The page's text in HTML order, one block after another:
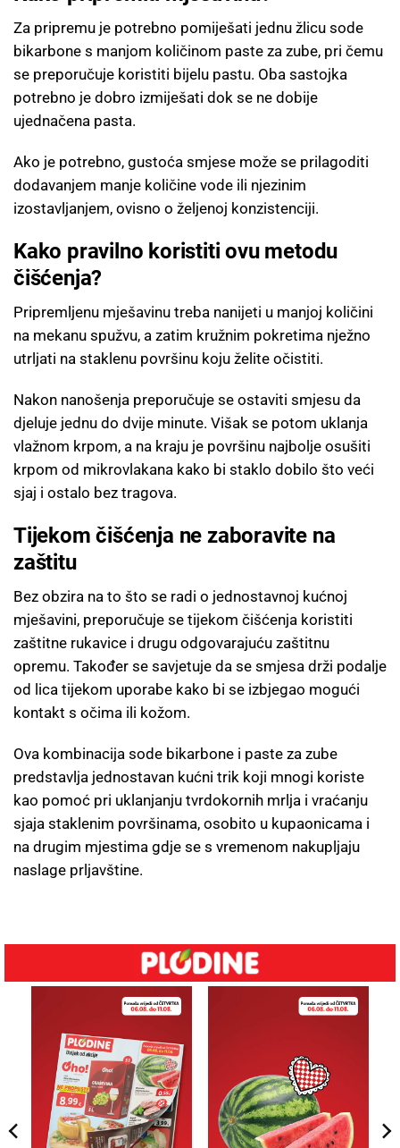
Za pripremu je potrebno pomiješati jednu žlicu sode
bikarbone s manjom količinom paste za zube, pri čemu
se preporučuje koristiti bijelu pastu. Oba sastojka
potrebno je dobro izmiješati dok se ne dobije
ujednačena pasta.
Ako je potrebno, gustoća smjese može se prilagoditi
dodavanjem manje količine vode ili njezinim
izostavljanjem, ovisno o željenoj konzistenciji.
Kako pravilno koristiti ovu metodu
čišćenja?
Pripremljenu mješavinu treba nanijeti u manjoj količini
na mekanu spužvu, a zatim kružnim pokretima nježno
utrljati na staklenu površinu koju želite očistiti.
Nakon nanošenja preporučuje se ostaviti smjesu da
djeluje jednu do dvije minute. Višak se potom uklanja
vlažnom krpom, a na kraju je površinu najbolje osušiti
krpom od mikrovlakana kako bi staklo dobilo što veći
sjaj i ostalo bez tragova.
Tijekom čišćenja ne zaboravite na
zaštitu
Bez obzira na to što se radi o jednostavnoj kućnoj
mješavini, preporučuje se tijekom čišćenja koristiti
zaštitne rukavice i drugu odgovarajuću zaštitnu
opremu. Također se savjetuje da se smjesa drži podalje
od lica tijekom uporabe kako bi se izbjegao mogući
kontakt s očima ili kožom.
Ova kombinacija sode bikarbone i paste za zube
predstavlja jednostavan kućni trik koji mnogi koriste
kao pomoć pri uklanjanju tvrdokornih mrlja i vraćanju
sjaja staklenim površinama, osobito u kupaonicama i
na drugim mjestima gdje se s vremenom nakupljaju
naslage prljavštine.